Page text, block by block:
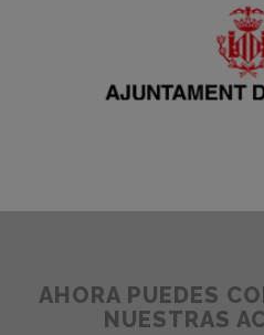
AHORA PUEDES
NUESTRAS